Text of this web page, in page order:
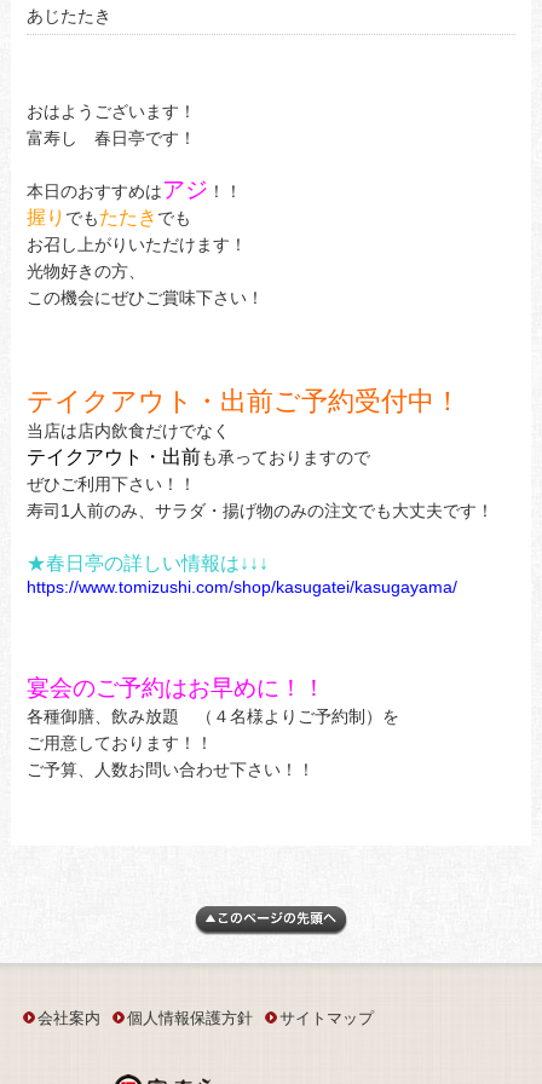
あじたたき
おはようございます！
富寿し 春日亭です！
本日のおすすめはアジ ！！
握り でもたたき でも
お召し上がりいただけます！
光物好きの方、
この機会にぜひご賞味下さい！
テイクアウト・出前ご予約受付中！
当店は店内飲食だけでなく
テイクアウト・出前も承っておりますので
ぜひご利用下さい！！
寿司1人前のみ、サラダ・揚げ物のみの注文でも大丈夫です！
★春日亭の詳しい情報は↓↓↓
https://www.tomizushi.com/shop/kasugatei/kasugayama/
宴会のご予約はお早めに！！
各種御膳、飲み放題 （４名様よりご予約制）を
ご用意しております！！
ご予算、人数お問い合わせ下さい！！
会社案内 個人情報保護方針 サイトマップ